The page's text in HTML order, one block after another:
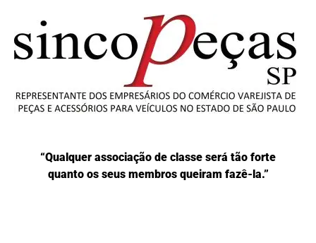
“Qualquer associação de classe será tão forte
quanto os seus membros queiram fazê-la.”